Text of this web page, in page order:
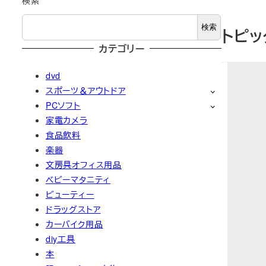
トピ
検索
カテゴリー
dvd
スポーツ＆アウトドア
PCソフト
家電カメラ
食品飲料
楽器
文房具オフィス用品
ベビーマタニティ
ビューティー
ドラッグストア
カーバイク用品
diy工具
本